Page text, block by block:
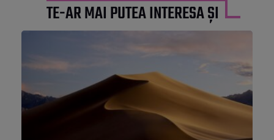
TE-AR MAI PUTEA INTERESA ȘI